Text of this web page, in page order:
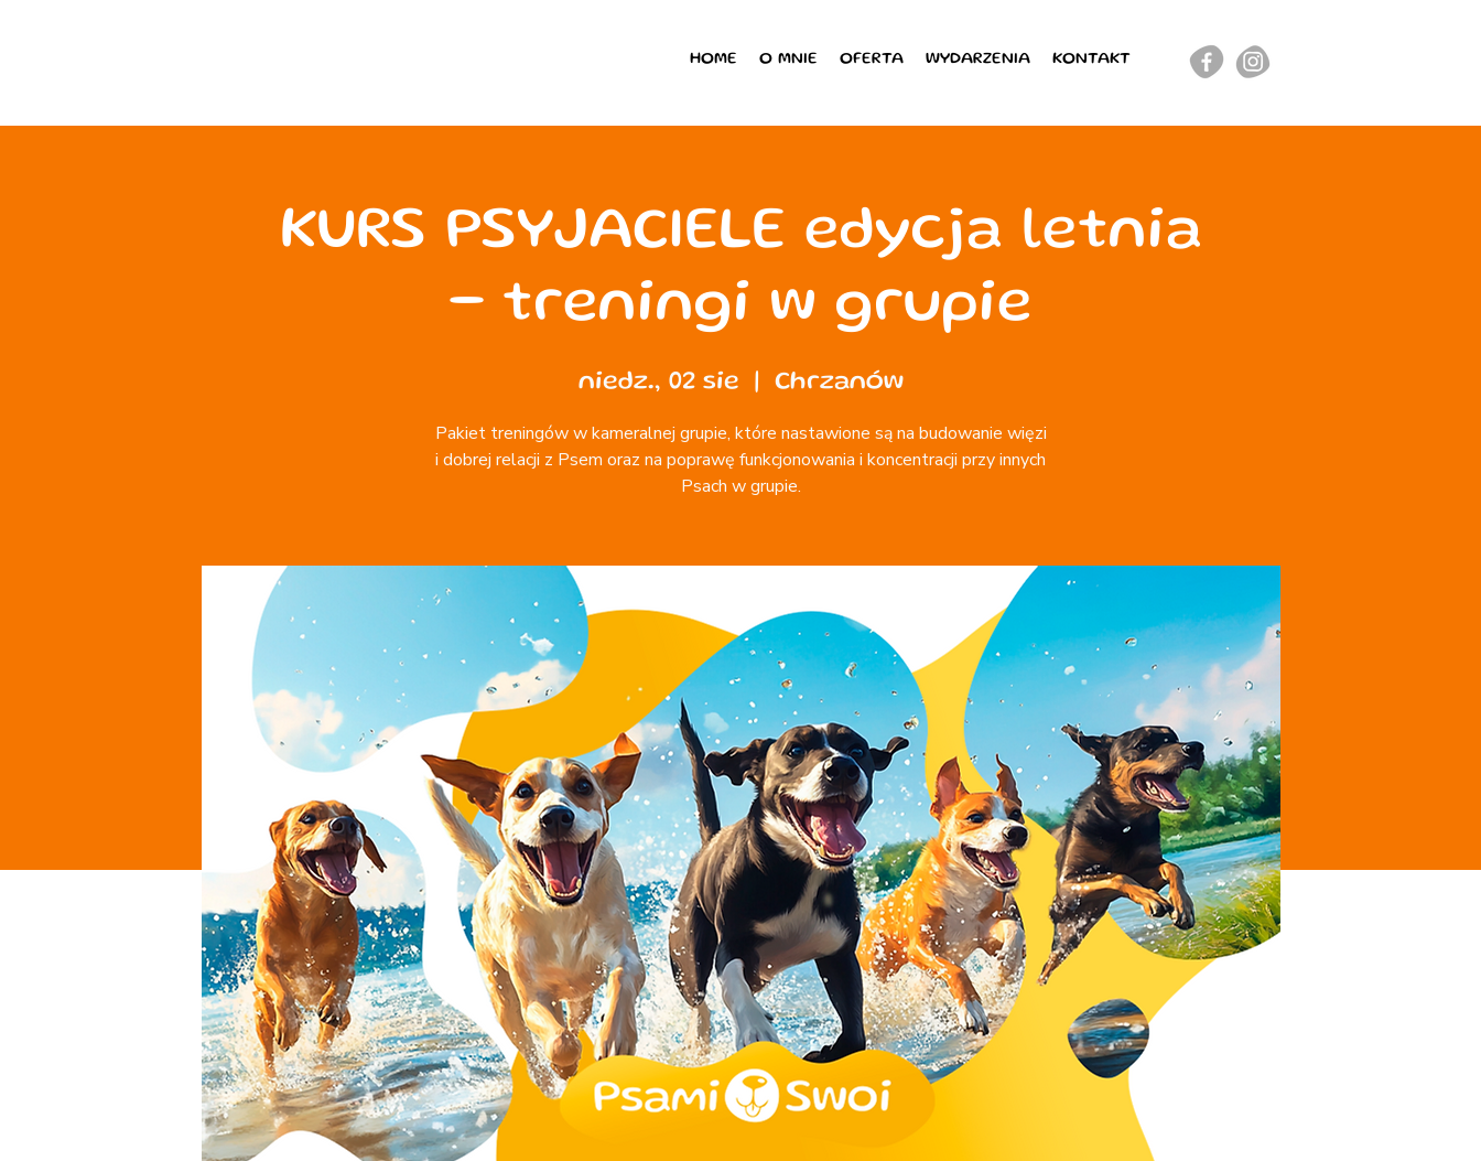
HOME O MNIE OFERTA WYDARZENIA KONTAKT
KURS PSYJACIELE edycja letnia
- treningi w grupie
niedz., 02 sie
  |
Chrzanów
Pakiet treningów w kameralnej grupie, które nastawione są na budowanie więzi
i dobrej relacji z Psem oraz na poprawę funkcjonowania i koncentracji przy innych
Psach w grupie.